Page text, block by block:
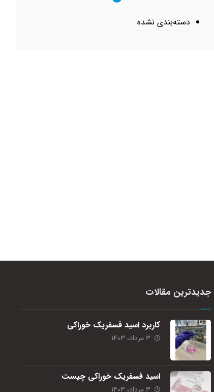
دسته‌بندی نشده
جدیدترین مقالات
کاربرد اسید فسفریک خوراکی
۳ مرداد، ۱۴۰۳
اسید فسفریک خوراکی چیست
۳ مرداد، ۱۴۰۳